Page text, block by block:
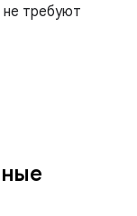
требуют